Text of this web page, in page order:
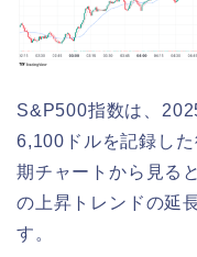
S&P500指数は、
6,100ドルを記録し
期チャートから見る
の上昇トレンドの延
す。